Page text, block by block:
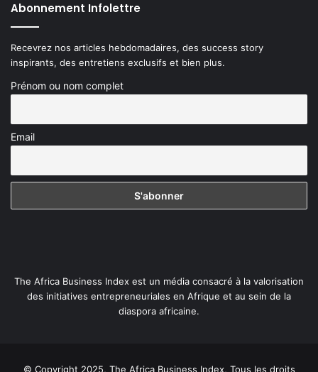
Abonnement Infolettre
Recevrez nos articles hebdomadaires, des success story
inspirants, des entretiens exclusifs et bien plus.
Prénom ou nom complet
Email
The Africa Business Index est un média consacré à la valorisation
des initiatives entrepreneuriales en Afrique et au sein de la
diaspora africaine.
© Copyright 2025, The Africa Business Index, Tous les droits